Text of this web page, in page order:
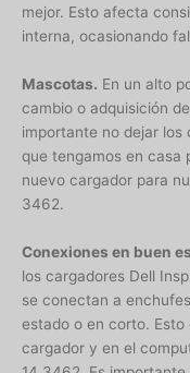
mejor. Esto afecta
interna, ocasionando
Mascotas. En un alto
cambio o adquisición
importante no dejar los
que tengamos en casa
nuevo cargador para
3462.
Conexiones en buen
los cargadores Dell
se conectan a
estado o en corto. Esto
cargador y en el